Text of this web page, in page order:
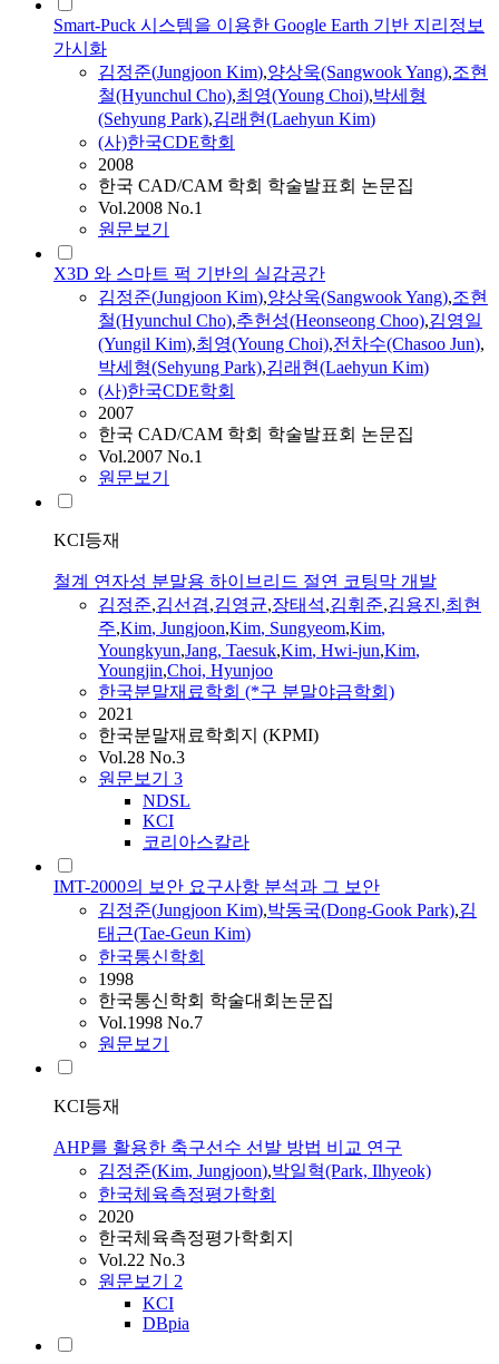
Smart-Puck 시스템을 이용한 Google Earth 기반 지리정보
가시화
김정준(Jungjoon Kim),양상욱(Sangwook Yang),조현
철(Hyunchul Cho),최영(Young Choi),박세형
(Sehyung Park),김래현(Laehyun Kim)
(사)한국CDE학회
2008
한국 CAD/CAM 학회 학술발표회 논문집
Vol.2008 No.1
원문보기
X3D 와 스마트 퍽 기반의 실감공간
김정준(Jungjoon Kim),양상욱(Sangwook Yang),조현
철(Hyunchul Cho),추헌성(Heonseong Choo),김영일
(Yungil Kim),최영(Young Choi),전차수(Chasoo Jun),
박세형(Sehyung Park),김래현(Laehyun Kim)
(사)한국CDE학회
2007
한국 CAD/CAM 학회 학술발표회 논문집
Vol.2007 No.1
원문보기
KCI등재
철계 연자성 분말용 하이브리드 절연 코팅막 개발
김정준,김선겸,김영균,장태석,김휘준,김용진,최현
주,Kim, Jungjoon,Kim, Sungyeom,Kim,
Youngkyun,Jang, Taesuk,Kim, Hwi-jun,Kim,
Youngjin,Choi, Hyunjoo
한국분말재료학회 (*구 분말야금학회)
2021
한국분말재료학회지 (KPMI)
Vol.28 No.3
원문보기 3
NDSL
KCI
코리아스칼라
IMT-2000의 보안 요구사항 분석과 그 보안
김정준(Jungjoon Kim),박동국(Dong-Gook Park),김
태근(Tae-Geun Kim)
한국통신학회
1998
한국통신학회 학술대회논문집
Vol.1998 No.7
원문보기
KCI등재
AHP를 활용한 축구선수 선발 방법 비교 연구
김정준(Kim, Jungjoon),박일혁(Park, Ilhyeok)
한국체육측정평가학회
2020
한국체육측정평가학회지
Vol.22 No.3
원문보기 2
KCI
DBpia